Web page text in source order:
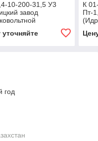
10-200-31,5 У3
завод
уточняйте
К
Пт-
год